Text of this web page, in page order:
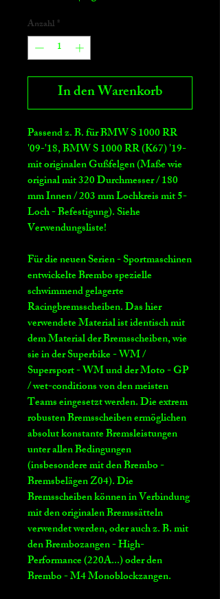
Anzahl*
In den Warenkorb
Passend z. B. für BMW S 1000 RR
'09-'18, BMW S 1000 RR (K67) '19-
mit originalen Gußfelgen (Maße wie
original mit 320 Durchmesser / 180
mm Innen / 203 mm Lochkreis mit 5-
Loch - Befestigung). Siehe
Verwendungsliste!
Für die neuen Serien - Sportmaschinen
entwickelte Brembo spezielle
schwimmend gelagerte
Racingbremsscheiben. Das hier
verwendete Material ist identisch mit
dem Material der Bremsscheiben, wie
sie in der Superbike - WM /
Supersport - WM und der Moto - GP
/ wet-conditions von den meisten
Teams eingesetzt werden. Die extrem
robusten Bremsscheiben ermöglichen
absolut konstante Bremsleistungen
unter allen Bedingungen
(insbesondere mit den Brembo -
Bremsbelägen Z04). Die
Bremsscheiben können in Verbindung
mit den originalen Bremssätteln
verwendet werden, oder auch z. B. mit
den Brembozangen - High-
Performance (220A...) oder den
Brembo - M4 Monoblockzangen.